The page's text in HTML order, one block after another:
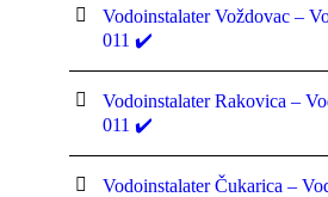
Vodoinstalater Voždovac –
011 ✔️
Vodoinstalater Rakovica –
011 ✔️
Vodoinstalater Čukarica –